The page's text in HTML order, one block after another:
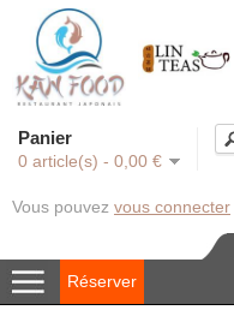
Panier
0 article(s) - 0,00 €
Vous pouvez vous connecter
Réserver